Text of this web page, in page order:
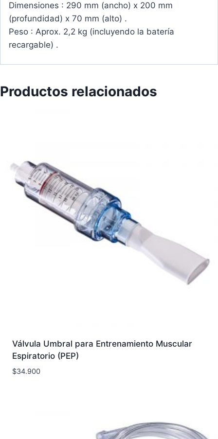
Dimensiones : 290 mm (ancho) x 200 mm
(profundidad) x 70 mm (alto) .
Peso : Aprox. 2,2 kg (incluyendo la batería
recargable) .
Productos relacionados
Válvula Umbral para Entrenamiento Muscular
Espiratorio (PEP)
$34.900